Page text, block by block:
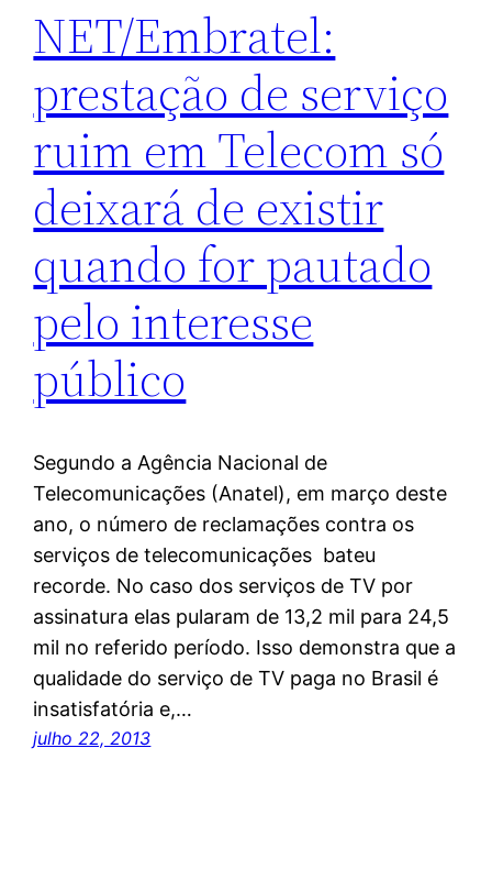
NET/Embratel:
prestação de serviço
ruim em Telecom só
deixará de existir
quando for pautado
pelo interesse
público
Segundo a Agência Nacional de
Telecomunicações (Anatel), em março deste
ano, o número de reclamações contra os
serviços de telecomunicações bateu
recorde. No caso dos serviços de TV por
assinatura elas pularam de 13,2 mil para 24,5
mil no referido período. Isso demonstra que a
qualidade do serviço de TV paga no Brasil é
insatisfatória e,…
julho 22, 2013